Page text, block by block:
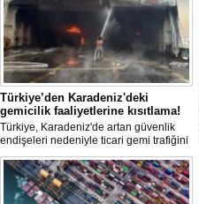
Türkiye’den Karadeniz'deki
gemicilik faaliyetlerine kısıtlama!
Türkiye, Karadeniz'de artan güvenlik
endişeleri nedeniyle ticari gemi trafiğini
kısıtlamaya başladı. Bu durum,
bölgedeki gıda güvenliğini tehdit ediyor.